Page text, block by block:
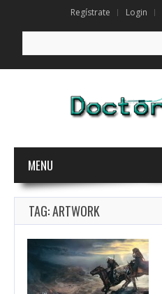
Regístrate Login
MENU
TAG: ARTWORK